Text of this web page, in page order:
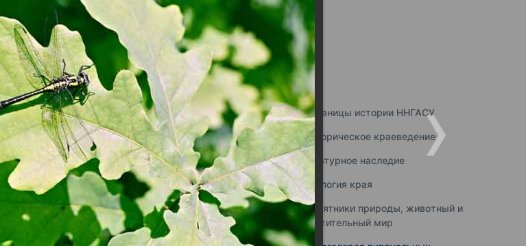
Страницы истории ННГАСУ
Историческое краеведение
Культурное наследие
Экология края
Памятники природы, животный и
растительный мир